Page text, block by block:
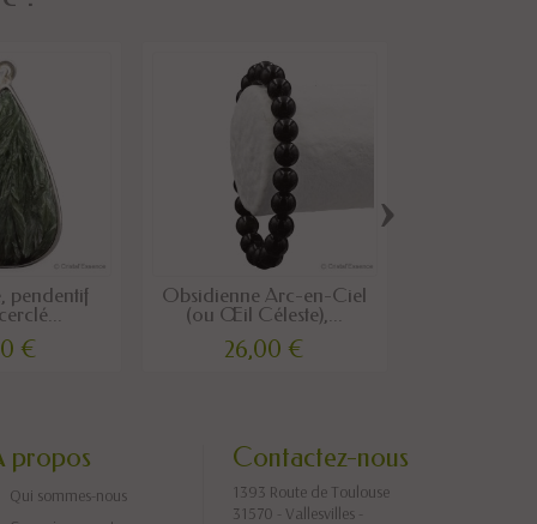
pendentif
€
Obsidienne Arc-en-Ciel
(ou Œil Céleste),...
26,00 €
›
propos
Qui sommes-nous
Contactez-nous
1393 Route de Toulouse
31570 - Vallesvilles -